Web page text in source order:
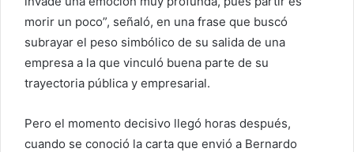
morir un poco”, señaló, en una frase que buscó
subrayar el peso simbólico de su salida de una
empresa a la que vinculó buena parte de su
trayectoria pública y empresarial.
Pero el momento decisivo llegó horas después,
cuando se conoció la carta que envió a Bernardo